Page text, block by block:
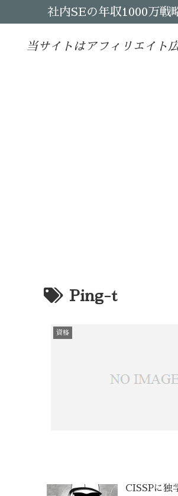
社内SEの年収1000万戦
当サイトはアフィリエイト
Ping-t
資格
CISSPに独